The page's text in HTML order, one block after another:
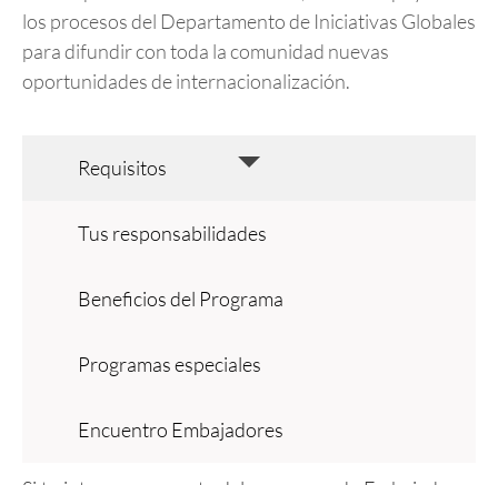
los procesos del Departamento de Iniciativas Globales
para difundir con toda la comunidad nuevas
oportunidades de internacionalización.
Requisitos
Tus responsabilidades
Beneficios del Programa
Programas especiales
Encuentro Embajadores